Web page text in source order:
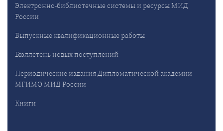
Электронно-библиотечные системы и ресурсы МИД
России
Выпускные квалификационные работы
Бюллетень новых поступлений
Периодические издания Дипломатической академии
МГИМО МИД России
Книги